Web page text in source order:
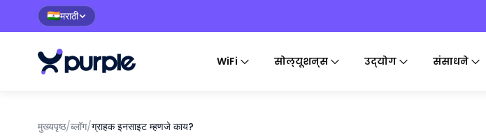
🇮🇳मराठी
WiFi सोल्यूशन्स उद्योग संसाधने
मुख्यपृष्ठ/ब्लॉग/ग्राहक इनसाइट म्हणजे काय?